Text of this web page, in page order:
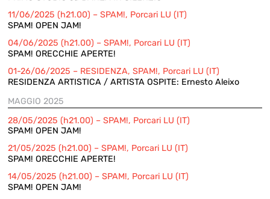
11/06/2025 (h21.00) – SPAM!, Porcari LU (IT)
SPAM! OPEN JAM!
04/06/2025 (h21.00) – SPAM!, Porcari LU (IT)
SPAM! ORECCHIE APERTE!
01-26/06/2025 – RESIDENZA, SPAM!, Porcari LU (IT)
RESIDENZA ARTISTICA / ARTISTA OSPITE: Ernesto Aleixo
MAGGIO 2025
28/05/2025 (h21.00) – SPAM!, Porcari LU (IT)
SPAM! OPEN JAM!
21/05/2025 (h21.00) – SPAM!, Porcari LU (IT)
SPAM! ORECCHIE APERTE!
14/05/2025 (h21.00) – SPAM!, Porcari LU (IT)
SPAM! OPEN JAM!